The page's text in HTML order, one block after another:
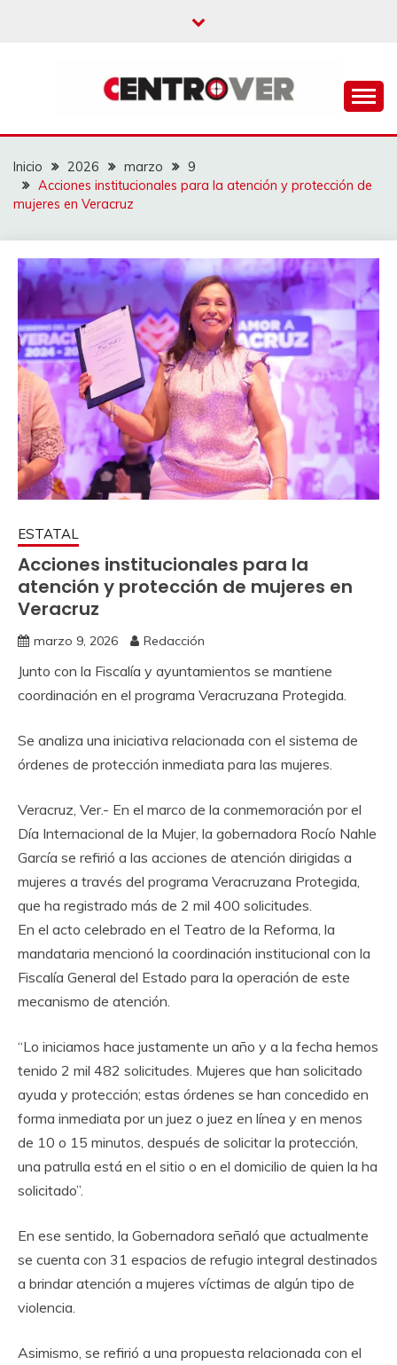
CENTROVER
NOTICIAS
Inicio 2026 marzo
9
Acciones institucionales para la atención y protección de
mujeres en Veracruz
ESTATAL
Acciones institucionales para la
atención y protección de mujeres en
Veracruz
marzo 9, 2026 Redacción
Junto con la Fiscalía y ayuntamientos se mantiene
coordinación en el programa Veracruzana Protegida.
Se analiza una iniciativa relacionada con el sistema de
órdenes de protección inmediata para las mujeres.
Veracruz, Ver.- En el marco de la conmemoración por el
Día Internacional de la Mujer, la gobernadora Rocío Nahle
García se refirió a las acciones de atención dirigidas a
mujeres a través del programa Veracruzana Protegida,
que ha registrado más de 2 mil 400 solicitudes.
En el acto celebrado en el Teatro de la Reforma, la
mandataria mencionó la coordinación institucional con la
Fiscalía General del Estado para la operación de este
mecanismo de atención.
“Lo iniciamos hace justamente un año y a la fecha hemos
tenido 2 mil 482 solicitudes. Mujeres que han solicitado
ayuda y protección; estas órdenes se han concedido en
forma inmediata por un juez o juez en línea y en menos
de 10 o 15 minutos, después de solicitar la protección,
una patrulla está en el sitio o en el domicilio de quien la ha
solicitado”.
En ese sentido, la Gobernadora señaló que actualmente
se cuenta con 31 espacios de refugio integral destinados
a brindar atención a mujeres víctimas de algún tipo de
violencia.
Asimismo, se refirió a una propuesta relacionada con el